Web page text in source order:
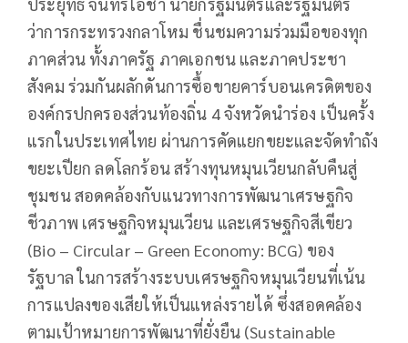
ว่าการกระทรวงกลาโหม ชื่นชมความร่วมมือของทุก
ภาคส่วน ทั้งภาครัฐ ภาคเอกชน และภาคประชา
สังคม ร่วมกันผลักดันการซื้อขายคาร์บอนเครดิตของ
องค์กรปกครองส่วนท้องถิ่น 4 จังหวัดนำร่อง เป็นครั้ง
แรกในประเทศไทย ผ่านการคัดแยกขยะและจัดทำถัง
ขยะเปียก ลดโลกร้อน สร้างทุนหมุนเวียนกลับคืนสู่
ชุมชน สอดคล้องกับแนวทางการพัฒนาเศรษฐกิจ
ชีวภาพ เศรษฐกิจหมุนเวียน และเศรษฐกิจสีเขียว
(Bio – Circular – Green Economy: BCG) ของ
รัฐบาล ในการสร้างระบบเศรษฐกิจหมุนเวียนที่เน้น
การแปลงของเสียให้เป็นแหล่งรายได้ ซึ่งสอดคล้อง
ตามเป้าหมายการพัฒนาที่ยั่งยืน (Sustainable